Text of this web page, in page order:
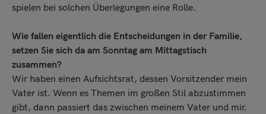
spielen bei solchen Überlegungen eine Rolle.
Wie fallen eigentlich die Entscheidungen in der Familie,
setzen Sie sich da am Sonntag am Mittagstisch
zusammen?
Wir haben einen Aufsichtsrat, dessen Vorsitzender mein
Vater ist. Wenn es Themen im großen Stil abzustimmen
gibt, dann passiert das zwischen meinem Vater und mir.